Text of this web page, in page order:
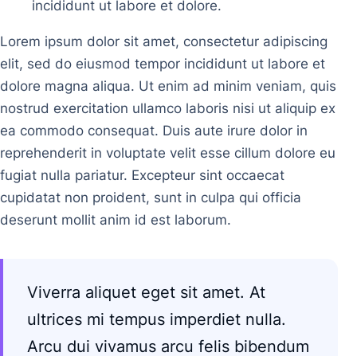
incididunt ut labore et dolore.
Lorem ipsum dolor sit amet, consectetur adipiscing
elit, sed do eiusmod tempor incididunt ut labore et
dolore magna aliqua. Ut enim ad minim veniam, quis
nostrud exercitation ullamco laboris nisi ut aliquip ex
ea commodo consequat. Duis aute irure dolor in
reprehenderit in voluptate velit esse cillum dolore eu
fugiat nulla pariatur. Excepteur sint occaecat
cupidatat non proident, sunt in culpa qui officia
deserunt mollit anim id est laborum.
Viverra aliquet eget sit amet. At
ultrices mi tempus imperdiet nulla.
Arcu dui vivamus arcu felis bibendum